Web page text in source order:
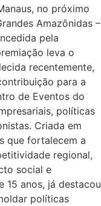
no próximo
Amazônidas –
pela
leva o
recentemente,
para a
de Eventos do
políticas
Criada em
que fortalecem a
regional,
social e
15 anos, já destacou
políticas